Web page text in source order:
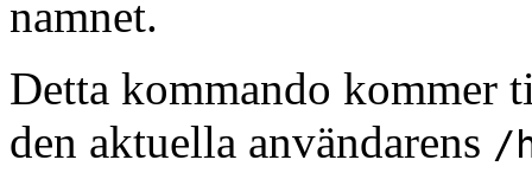
namnet.
Detta kommando kommer
den aktuella användarens /